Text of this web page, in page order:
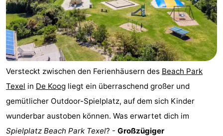
Versteckt zwischen den Ferienhäusern des Beach Park
Texel in De Koog liegt ein überraschend großer und
gemütlicher Outdoor-Spielplatz, auf dem sich Kinder
wunderbar austoben können. Was erwartet dich im
Spielplatz Beach Park Texel? - Großzügiger